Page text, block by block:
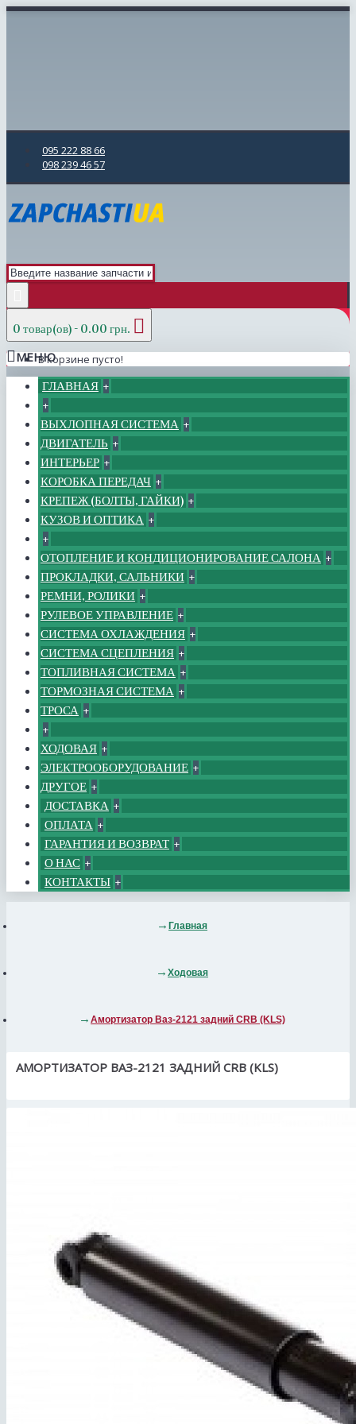
095 222 88 66
098 239 46 57
0 товар(ов) - 0.00 грн.
В корзине пусто!
МЕНЮ
ГЛАВНАЯ +
+
ВЫХЛОПНАЯ СИСТЕМА +
ДВИГАТЕЛЬ +
ИНТЕРЬЕР +
КОРОБКА ПЕРЕДАЧ +
КРЕПЕЖ (БОЛТЫ, ГАЙКИ) +
КУЗОВ И ОПТИКА +
+
ОТОПЛЕНИЕ И КОНДИЦИОНИРОВАНИЕ САЛОНА +
ПРОКЛАДКИ, САЛЬНИКИ +
РЕМНИ, РОЛИКИ +
РУЛЕВОЕ УПРАВЛЕНИЕ +
СИСТЕМА ОХЛАЖДЕНИЯ +
СИСТЕМА СЦЕПЛЕНИЯ +
ТОПЛИВНАЯ СИСТЕМА +
ТОРМОЗНАЯ СИСТЕМА +
ТРОСА +
+
ХОДОВАЯ +
ЭЛЕКТРООБОРУДОВАНИЕ +
ДРУГОЕ +
ДОСТАВКА +
ОПЛАТА +
ГАРАНТИЯ И ВОЗВРАТ +
О НАС +
КОНТАКТЫ +
Главная
Ходовая
Амортизатор Ваз-2121 задний CRB (KLS)
АМОРТИЗАТОР ВАЗ-2121 ЗАДНИЙ CRB (KLS)